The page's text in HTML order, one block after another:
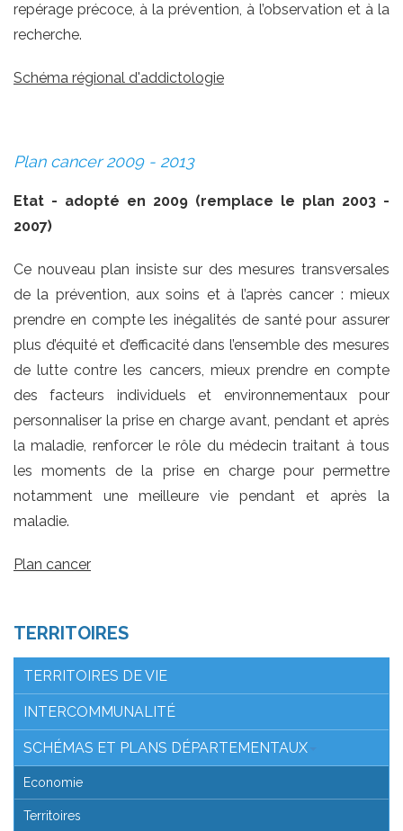
repérage précoce, à la prévention, à l’observation et à la
recherche.
Schéma régional d'addictologie
Plan cancer 2009 - 2013
Etat - adopté en 2009 (remplace le plan 2003 -
2007)
Ce nouveau plan insiste sur des mesures transversales
de la prévention, aux soins et à l’après cancer : mieux
prendre en compte les inégalités de santé pour assurer
plus d’équité et d’efficacité dans l’ensemble des mesures
de lutte contre les cancers, mieux prendre en compte
des facteurs individuels et environnementaux pour
personnaliser la prise en charge avant, pendant et après
la maladie, renforcer le rôle du médecin traitant à tous
les moments de la prise en charge pour permettre
notamment une meilleure vie pendant et après la
maladie.
Plan cancer
TERRITOIRES
TERRITOIRES DE VIE
INTERCOMMUNALITÉ
SCHÉMAS ET PLANS DÉPARTEMENTAUX
Economie
Territoires